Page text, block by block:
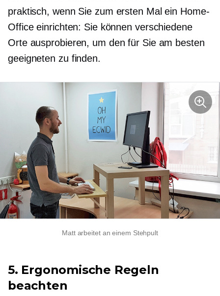
praktisch, wenn Sie zum ersten Mal ein Home-
Office einrichten: Sie können verschiedene
Orte ausprobieren, um den für Sie am besten
geeigneten zu finden.
Matt arbeitet an einem Stehpult
5. Ergonomische Regeln
beachten